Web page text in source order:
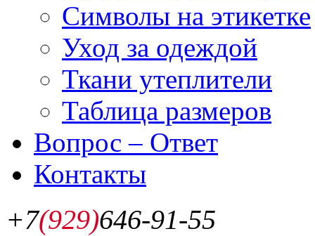
Символы на этикетке
Уход за одеждой
Ткани утеплители
Таблица размеров
Вопрос – Ответ
Контакты
+7(929)646-91-55